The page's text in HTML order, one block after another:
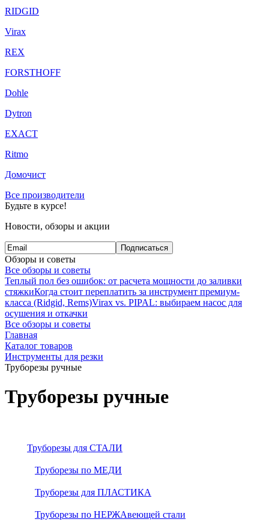
RIDGID
Virax
REX
FORSTHOFF
Dohle
Dytron
EXACT
Ritmo
Домочист
Все производители
Будьте в курсе!
Новости, обзоры и акции
Подписаться
Обзоры и советы
Все обзоры и советы
Теплый пол без ошибок: от расчета мощности до заливки
стяжкиКогда стоит переплатить за инструмент премиум-
класса (Ridgid, Rems)Virax vs. PIPAL: выбираем насос для
осушения и откачки
Все обзоры и советы
Главная
Каталог товаров
Инструменты для резки
Труборезы ручные
Труборезы ручные
Труборезы для СТАЛИ
Труборезы по МЕДИ
Труборезы для ПЛАСТИКА
Труборезы по НЕРЖАвеющей стали